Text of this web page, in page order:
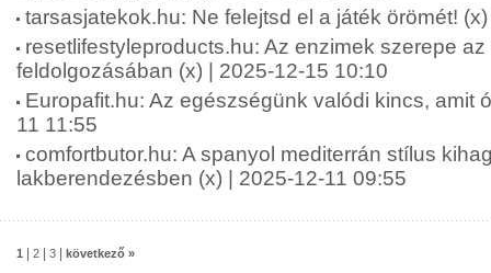
tarsasjatekok.hu: Ne felejtsd el a játék örömét!
resetlifestyleproducts.hu: Az enzimek szerepe
feldolgozásában (x) | 2025-12-15 10:10
Europafit.hu: Az egészségünk valódi kincs, amit
11 11:55
comfortbutor.hu: A spanyol mediterrán stílus
lakberendezésben (x) | 2025-12-11 09:55
1 2 3 következő »